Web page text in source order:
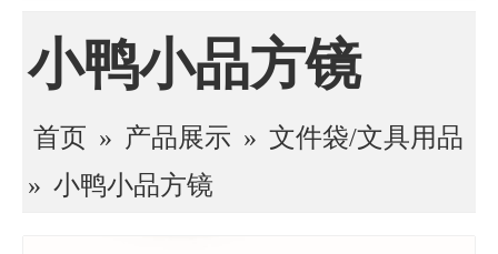
小鸭小品方镜
首页 » 产品展示 » 文件袋/文具用品
» 小鸭小品方镜